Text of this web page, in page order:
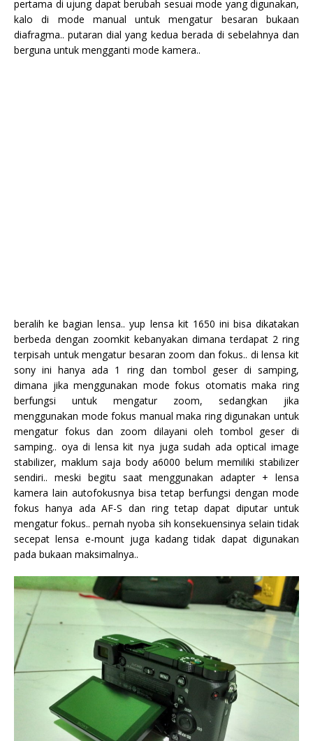
pertama di ujung dapat berubah sesuai mode yang digunakan,
kalo di mode manual untuk mengatur besaran bukaan
diafragma.. putaran dial yang kedua berada di sebelahnya dan
berguna untuk mengganti mode kamera..
beralih ke bagian lensa.. yup lensa kit 1650 ini bisa dikatakan
berbeda dengan zoomkit kebanyakan dimana terdapat 2 ring
terpisah untuk mengatur besaran zoom dan fokus.. di lensa kit
sony ini hanya ada 1 ring dan tombol geser di samping,
dimana jika menggunakan mode fokus otomatis maka ring
berfungsi untuk mengatur zoom, sedangkan jika
menggunakan mode fokus manual maka ring digunakan untuk
mengatur fokus dan zoom dilayani oleh tombol geser di
samping.. oya di lensa kit nya juga sudah ada optical image
stabilizer, maklum saja body a6000 belum memiliki stabilizer
sendiri.. meski begitu saat menggunakan adapter + lensa
kamera lain autofokusnya bisa tetap berfungsi dengan mode
fokus hanya ada AF-S dan ring tetap dapat diputar untuk
mengatur fokus.. pernah nyoba sih konsekuensinya selain tidak
secepat lensa e-mount juga kadang tidak dapat digunakan
pada bukaan maksimalnya..